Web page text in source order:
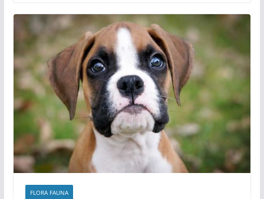
FLORA FAUNA